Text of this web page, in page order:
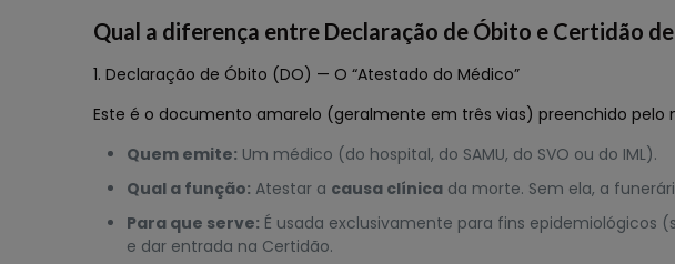
Qual a diferença entre Declaração de Óbito e Certidão
1. Declaração de Óbito (DO) — O “Atestado do Médico”
Este é o documento amarelo (geralmente em três vias) preenchido pelo
Quem emite: Um médico (do hospital, do SAMU, do SVO ou do IML).
Qual a função: Atestar a causa clínica da morte. Sem ela, a
Para que serve: É usada exclusivamente para fins
e dar entrada na Certidão.